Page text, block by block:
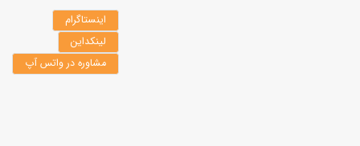
اینستاگرام
لینکداین
مشاوره در واتس آپ